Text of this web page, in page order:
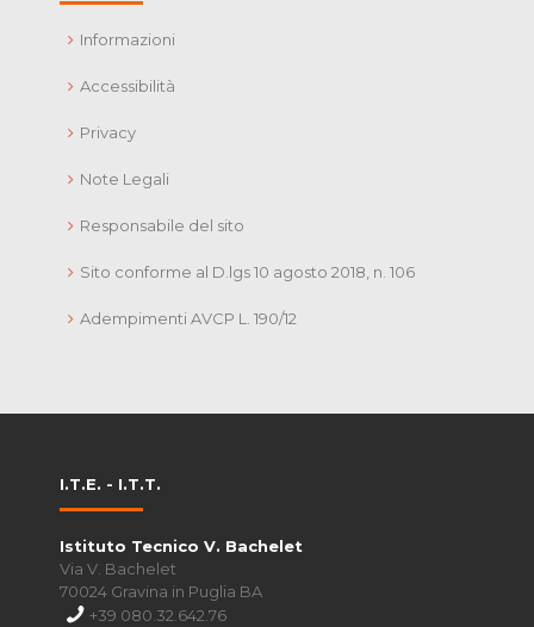
Informazioni
Accessibilità
Privacy
Note Legali
Responsabile del sito
Sito conforme al D.lgs 10 agosto 2018, n. 106
Adempimenti AVCP L. 190/12
I.T.E. - I.T.T.
Istituto Tecnico V. Bachelet
Via V. Bachelet
70024 Gravina in Puglia BA
+39 080.32.642.76